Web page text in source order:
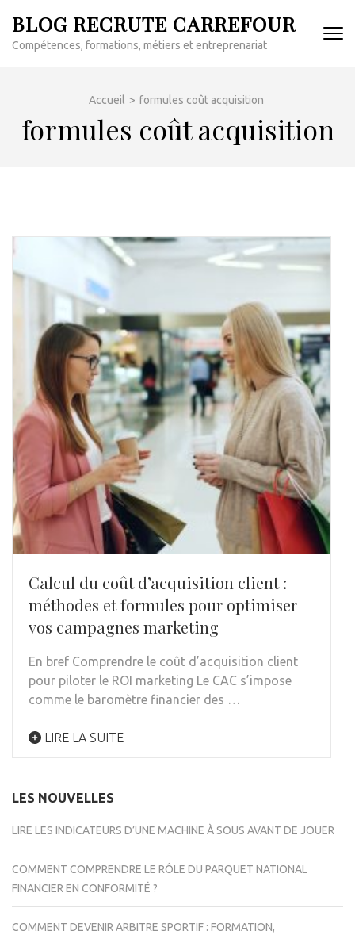
au
contenu
BLOG RECRUTE CARREFOUR
Compétences, formations, métiers et entreprenariat
Accueil > formules coût acquisition
formules coût acquisition
Calcul du coût d’acquisition client :
méthodes et formules pour optimiser
vos campagnes marketing
En bref Comprendre le coût d’acquisition client
pour piloter le ROI marketing Le CAC s’impose
comme le baromètre financier des …
LIRE LA SUITE
LES NOUVELLES
LIRE LES INDICATEURS D’UNE MACHINE À SOUS AVANT DE JOUER
COMMENT COMPRENDRE LE RÔLE DU PARQUET NATIONAL
FINANCIER EN CONFORMITÉ ?
COMMENT DEVENIR ARBITRE SPORTIF : FORMATION,